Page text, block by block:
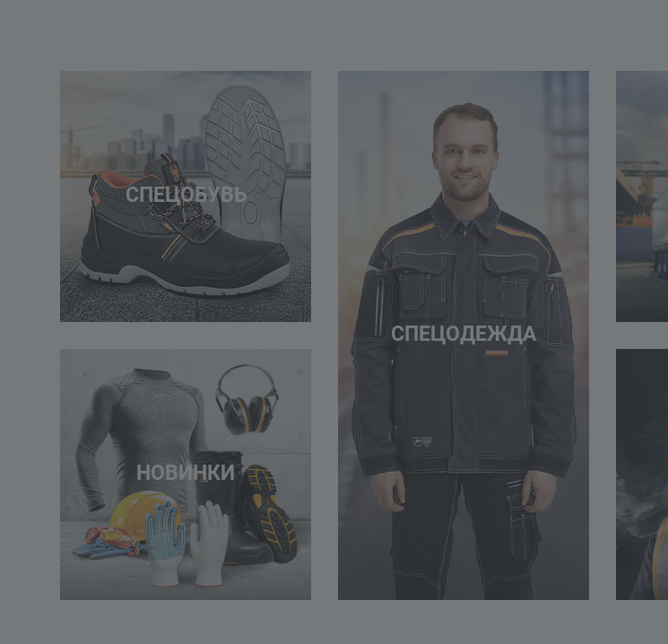
СПЕЦОБУВЬ
НОВИНКИ
СПЕЦОДЕЖДА